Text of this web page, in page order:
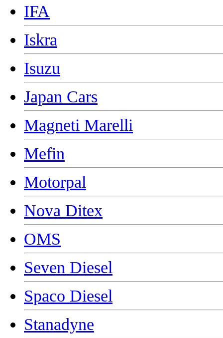
IFA
Iskra
Isuzu
Japan Cars
Magneti Marelli
Mefin
Motorpal
Nova Ditex
OMS
Seven Diesel
Spaco Diesel
Stanadyne